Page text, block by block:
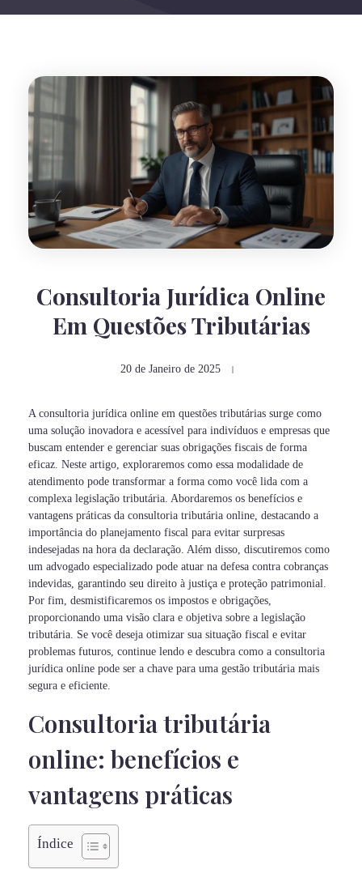
Consultoria Jurídica Online
Em Questões Tributárias
20 de Janeiro de 2025
A consultoria jurídica online em questões tributárias surge como
uma solução inovadora e acessível para indivíduos e empresas que
buscam entender e gerenciar suas obrigações fiscais de forma
eficaz. Neste artigo, exploraremos como essa modalidade de
atendimento pode transformar a forma como você lida com a
complexa legislação tributária. Abordaremos os benefícios e
vantagens práticas da consultoria tributária online, destacando a
importância do planejamento fiscal para evitar surpresas
indesejadas na hora da declaração. Além disso, discutiremos como
um advogado especializado pode atuar na defesa contra cobranças
indevidas, garantindo seu direito à justiça e proteção patrimonial.
Por fim, desmistificaremos os impostos e obrigações,
proporcionando uma visão clara e objetiva sobre a legislação
tributária. Se você deseja otimizar sua situação fiscal e evitar
problemas futuros, continue lendo e descubra como a consultoria
jurídica online pode ser a chave para uma gestão tributária mais
segura e eficiente.
Consultoria tributária
online: benefícios e
vantagens práticas
Índice